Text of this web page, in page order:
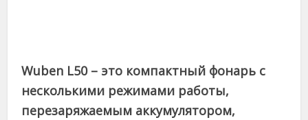
Wuben L50 – это компактный фонарь с
несколькими режимами работы,
перезаряжаемым аккумулятором,